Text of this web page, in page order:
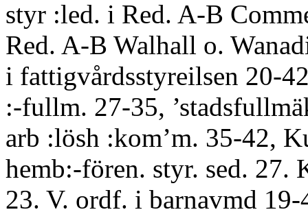
styr :led. i Red. A-B
Red. A-B Walhall o.
i fattigvårdsstyreilsen 20-
:-fullm. 27-35,
arb :lösh :kom’m. 35-42,
hemb:-fören. styr. sed. 27.
23. V. ordf. i barnavmd